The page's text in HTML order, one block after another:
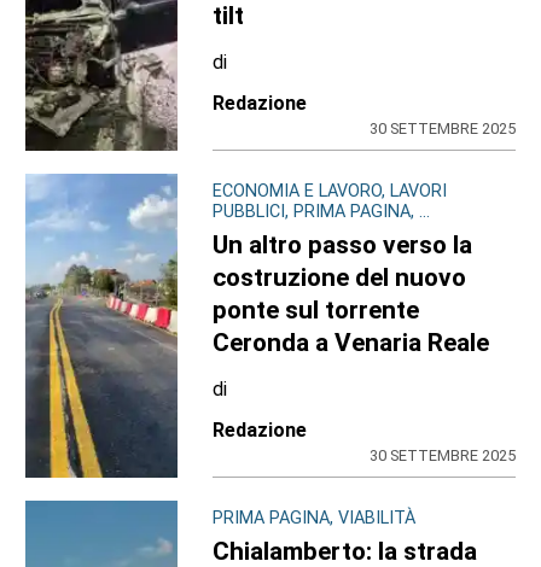
tilt
di
Redazione
30 SETTEMBRE 2025
ECONOMIA E LAVORO, LAVORI
PUBBLICI, PRIMA PAGINA, ...
Un altro passo verso la
costruzione del nuovo
ponte sul torrente
Ceronda a Venaria Reale
di
Redazione
30 SETTEMBRE 2025
PRIMA PAGINA, VIABILITÀ
Chialamberto: la strada